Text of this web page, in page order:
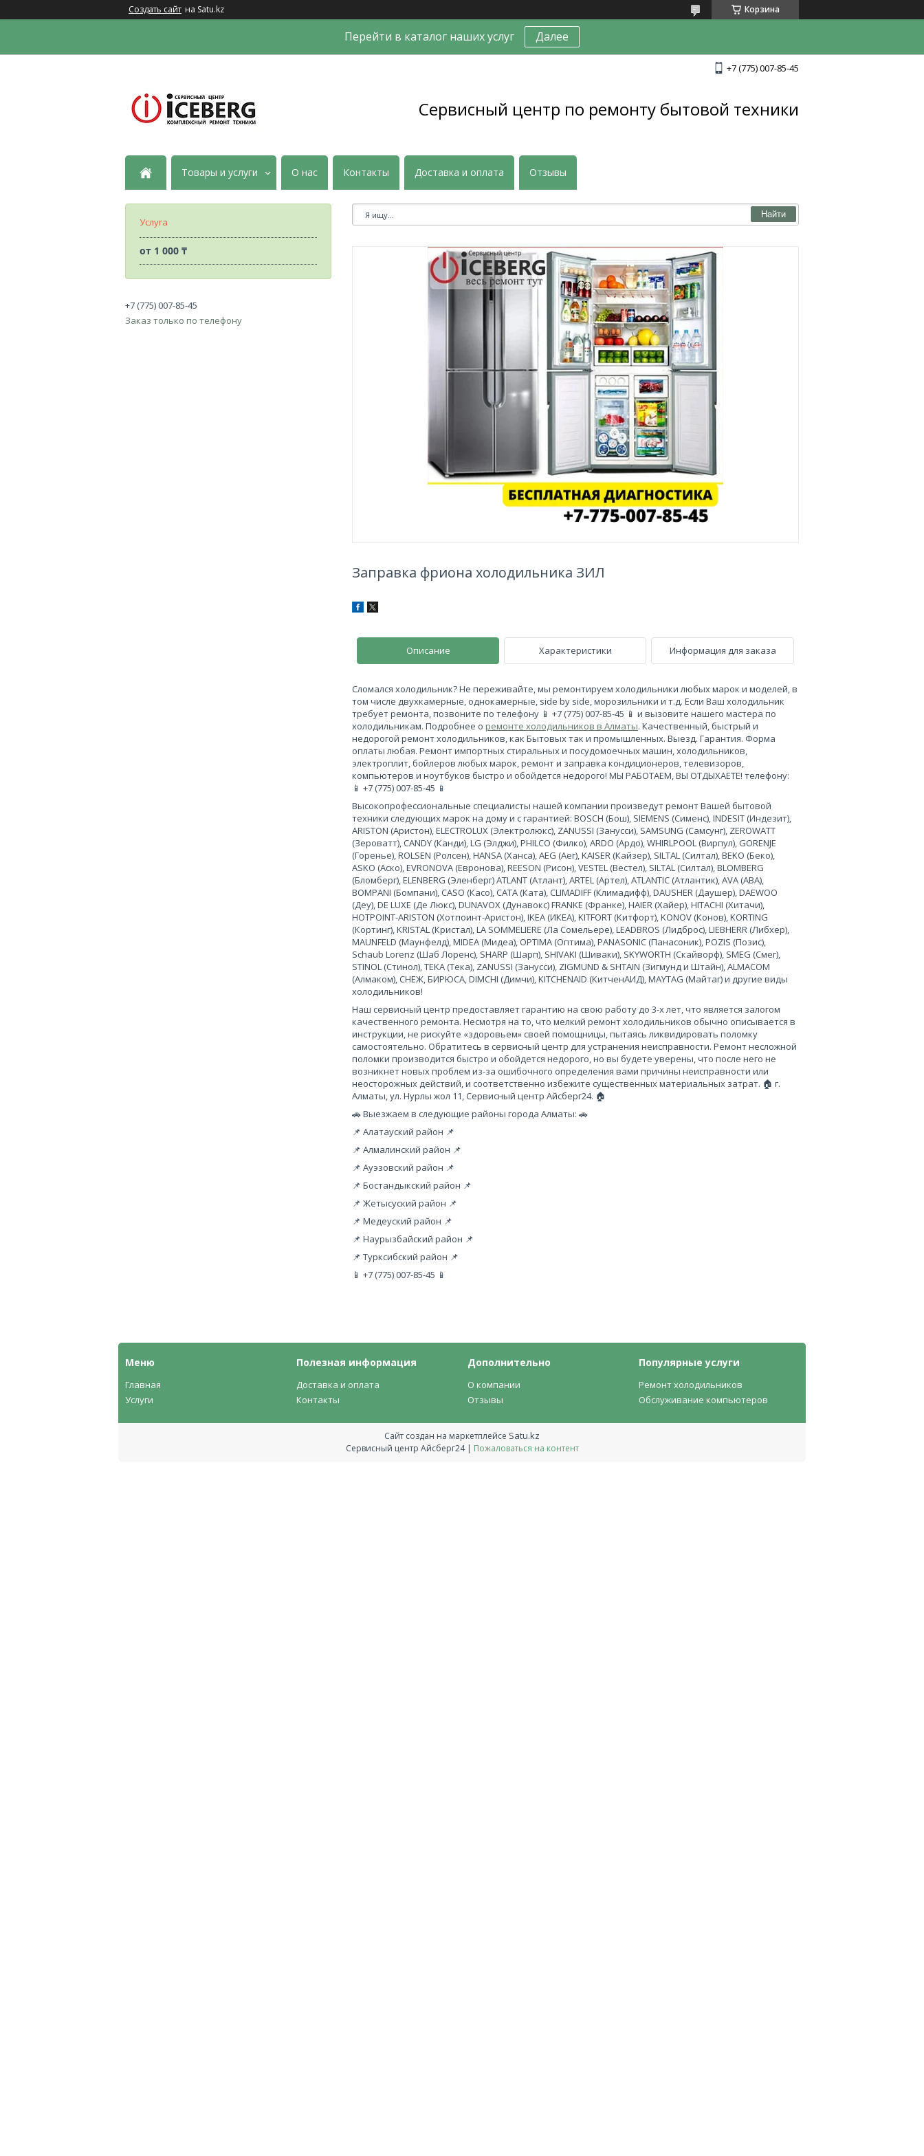
Создать сайт на Satu.kz Корзина
Перейти в каталог наших услуг Далее
+7 (775) 007-85-45
Сервисный центр по ремонту бытовой техники
Товары и услуги О нас Контакты Доставка и оплата Отзывы
Найти
Заправка фриона холодильника ЗИЛ
Описание Характеристики Информация для заказа
Сломался холодильник? Не переживайте, мы ремонтируем холодильники любых марок и моделей, в
том числе двухкамерные, однокамерные, side by side, морозильники и т.д. Если Ваш холодильник
требует ремонта, позвоните по телефону 📱 +7 (775) 007-85-45 📱 и вызовите нашего мастера по
холодильникам. Подробнее о ремонте холодильников в Алматы. Качественный, быстрый и
недорогой ремонт холодильников, как Бытовых так и промышленных. Выезд. Гарантия. Форма
оплаты любая. Ремонт импортных стиральных и посудомоечных машин, холодильников,
электроплит, бойлеров любых марок, ремонт и заправка кондиционеров, телевизоров,
компьютеров и ноутбуков быстро и обойдется недорого! МЫ РАБОТАЕМ, ВЫ ОТДЫХАЕТЕ! телефону:
📱 +7 (775) 007-85-45 📱
Высокопрофессиональные специалисты нашей компании произведут ремонт Вашей бытовой
техники следующих марок на дому и с гарантией: BOSCH (Бош), SIEMENS (Сименс), INDESIT (Индезит),
ARISTON (Аристон), ELECTROLUX (Электролюкс), ZANUSSI (Занусси), SAMSUNG (Самсунг), ZEROWATT
(Зероватт), CANDY (Канди), LG (Элджи), PHILCO (Филко), ARDO (Ардо), WHIRLPOOL (Вирпул), GORENJE
(Горенье), ROLSEN (Ролсен), HANSA (Ханса), AEG (Аег), KAISER (Кайзер), SILTAL (Силтал), BEKO (Беко),
ASKO (Аско), EVRONOVA (Евронова), REESON (Рисон), VESTEL (Вестел), SILTAL (Силтал), BLOMBERG
(Бломберг), ELENBERG (Эленберг) ATLANT (Атлант), ARTEL (Артел), ATLANTIC (Атлантик), AVA (АВА),
BOMPANI (Бомпани), CASO (Касо), CATA (Ката), CLIMADIFF (Климадифф), DAUSHER (Даушер), DAEWOO
(Деу), DE LUXE (Де Люкс), DUNAVOX (Дунавокс) FRANKE (Франке), HAIER (Хайер), HITACHI (Хитачи),
HOTPOINT-ARISTON (Хотпоинт-Аристон), IKEA (ИКЕА), KITFORT (Китфорт), KONOV (Конов), KORTING
(Кортинг), KRISTAL (Кристал), LA SOMMELIERE (Ла Сомельере), LEADBROS (Лидброс), LIEBHERR (Либхер),
MAUNFELD (Маунфелд), MIDEA (Мидеа), OPTIMA (Оптима), PANASONIC (Панасоник), POZIS (Позис),
Schaub Lorenz (Шаб Лоренс), SHARP (Шарп), SHIVAKI (Шиваки), SKYWORTH (Скайворф), SMEG (Смег),
STINOL (Стинол), TEKA (Тека), ZANUSSI (Занусси), ZIGMUND & SHTAIN (Зигмунд и Штайн), ALMACOM
(Алмаком), СНЕЖ, БИРЮСА, DIMCHI (Димчи), KITCHENAID (КитченАИД), MAYTAG (Майтаг) и другие виды
холодильников!
Наш сервисный центр предоставляет гарантию на свою работу до 3-х лет, что является залогом
качественного ремонта. Несмотря на то, что мелкий ремонт холодильников обычно описывается в
инструкции, не рискуйте «здоровьем» своей помощницы, пытаясь ликвидировать поломку
самостоятельно. Обратитесь в сервисный центр для устранения неисправности. Ремонт несложной
поломки производится быстро и обойдется недорого, но вы будете уверены, что после него не
возникнет новых проблем из-за ошибочного определения вами причины неисправности или
неосторожных действий, и соответственно избежите существенных материальных затрат. 🏠 г.
Алматы, ул. Нурлы жол 11, Сервисный центр Айсберг24. 🏠
🚗 Выезжаем в следующие районы города Алматы: 🚗
📌 Алатауский район 📌
📌 Алмалинский район 📌
📌 Ауэзовский район 📌
📌 Бостандыкский район 📌
📌 Жетысуский район 📌
📌 Медеуский район 📌
📌 Наурызбайский район 📌
📌 Турксибский район 📌
📱 +7 (775) 007-85-45 📱
Услуга
от 1 000 ₸
+7 (775) 007-85-45
Заказ только по телефону
Меню
Главная
Услуги
Полезная информация
Доставка и оплата
Контакты
Дополнительно
О компании
Отзывы
Популярные услуги
Ремонт холодильников
Обслуживание компьютеров
Сайт создан на маркетплейсе Satu.kz
Сервисный центр Айсберг24 | Пожаловаться на контент